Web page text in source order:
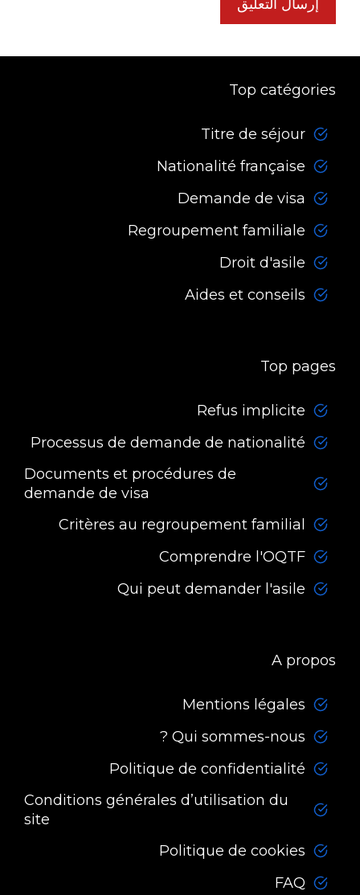
Top catégories
Titre de séjour
Nationalité française
Demande de visa
Regroupement familiale
Droit d'asile
Aides et conseils
Top pages
Refus implicite
Processus de demande de nationalité
Documents et procédures de
demande de visa
Critères au regroupement familial
Comprendre l'OQTF
Qui peut demander l'asile
A propos
Mentions légales
Qui sommes-nous ?
Politique de confidentialité
Conditions générales d’utilisation du
site
Politique de cookies
FAQ